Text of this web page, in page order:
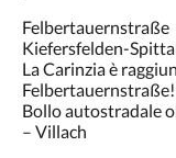
Felbertauernstraße
Kiefersfelden-
La Carinzia è
Felbertauernstraße!
Bollo autostradale
– Villach